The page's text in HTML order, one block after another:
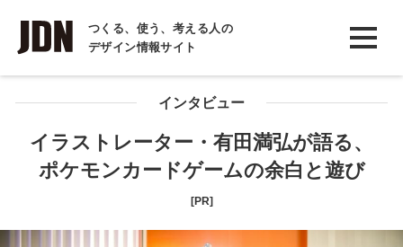
つくる、使う、考える人の
デザイン情報サイト
INTERVIEW
インタビュー
REPORT
COLUMN
インタビュー
イラストレーター・有田満弘が語る、
ポケモンカードゲームの余白と遊び
[PR]